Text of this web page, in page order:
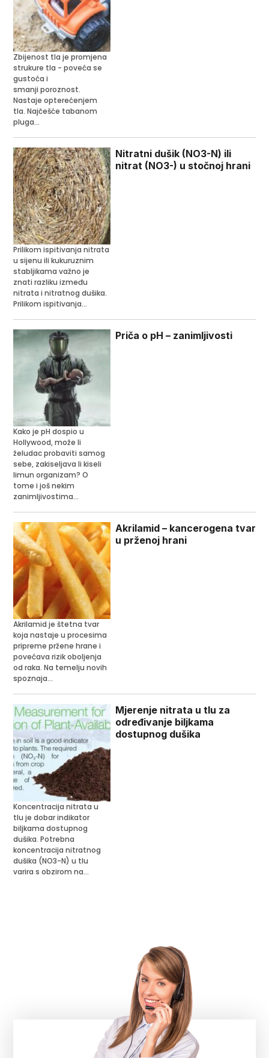
Zbijenost tla je promjena
strukure tla - poveća se
gustoća i
smanji poroznost.
Nastaje opterećenjem
tla. Najčešće tabanom
pluga...
Nitratni dušik (NO3-N) ili
nitrat (NO3-) u stočnoj hrani
Prilikom ispitivanja nitrata
u sijenu ili kukuruznim
stabljikama važno je
znati razliku između
nitrata i nitratnog dušika.
Prilikom ispitivanja...
Priča o pH – zanimljivosti
Kako je pH dospio u
Hollywood, može li
želudac probaviti samog
sebe, zakiseljava li kiseli
limun organizam? O
tome i još nekim
zanimljivostima...
Akrilamid – kancerogena tvar
u prženoj hrani
Akrilamid je štetna tvar
koja nastaje u procesima
pripreme pržene hrane i
povećava rizik oboljenja
od raka. Na temelju novih
spoznaja...
Mjerenje nitrata u tlu za
određivanje biljkama
dostupnog dušika
Koncentracija nitrata u
tlu je dobar indikator
biljkama dostupnog
dušika. Potrebna
koncentracija nitratnog
dušika (NO3-N) u tlu
varira s obzirom na...